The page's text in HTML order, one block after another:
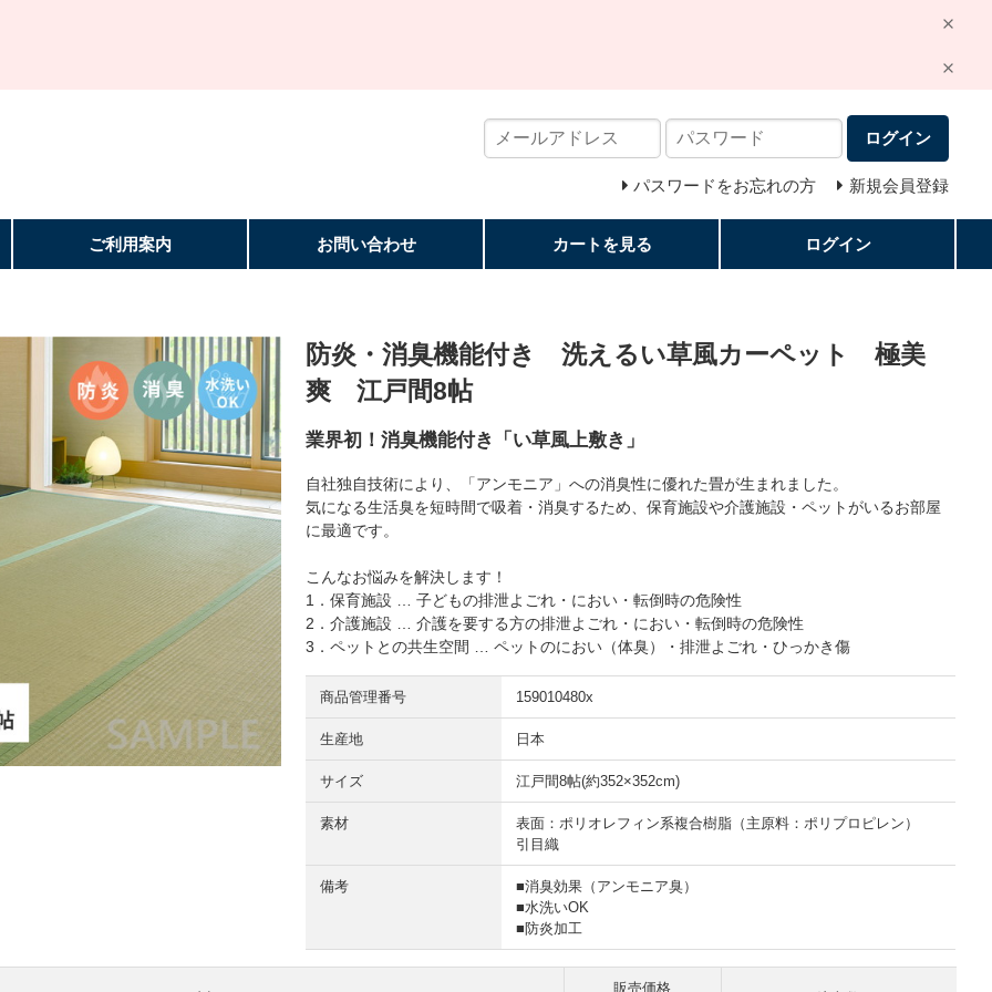
ログイン
パスワードをお忘れの方 新規会員登録
ご利用案内 お問い合わせ カートを見る ログイン
防炎・消臭機能付き 洗えるい草風カーペット 極美
爽 江戸間8帖
業界初！消臭機能付き「い草風上敷き」
自社独自技術により、「アンモニア」への消臭性に優れた畳が生まれました。
気になる生活臭を短時間で吸着・消臭するため、保育施設や介護施設・ペットがいるお部屋
に最適です。
こんなお悩みを解決します！
1．保育施設 … 子どもの排泄よごれ・におい・転倒時の危険性
2．介護施設 … 介護を要する方の排泄よごれ・におい・転倒時の危険性
3．ペットとの共生空間 … ペットのにおい（体臭）・排泄よごれ・ひっかき傷
商品管理番号 159010480x
生産地 日本
サイズ 江戸間8帖(約352×352cm)
素材
表面：ポリオレフィン系複合樹脂（主原料：ポリプロピレン）
引目織
備考
■消臭効果（アンモニア臭）
■水洗いOK
■防炎加工
販売価格